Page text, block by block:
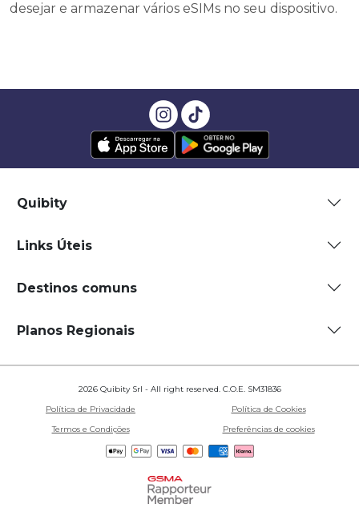
desejar e armazenar vários eSIMs no seu dispositivo.
Quibity
Links Úteis
Destinos comuns
Planos Regionais
2026 Quibity Srl - All right reserved. C.O.E. SM31836
Política de Privacidade
Política de Cookies
Termos e Condições
Preferências de cookies